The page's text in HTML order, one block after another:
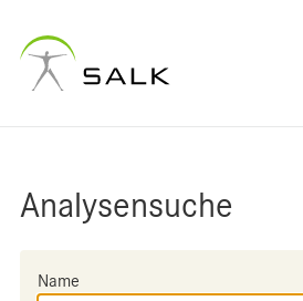
Analysensuche
Name